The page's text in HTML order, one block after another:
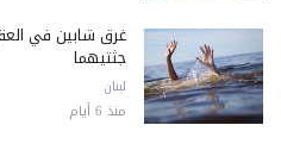
غرق شابين في
جثتيهما
لبنان
منذ 6 أيام